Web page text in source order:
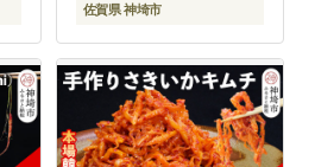
佐賀県 神埼市